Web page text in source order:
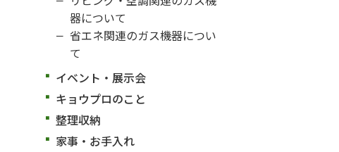
器について
省エネ関連のガス機器につい
て
イベント・展示会
キョウプロのこと
整理収納
家事・お手入れ